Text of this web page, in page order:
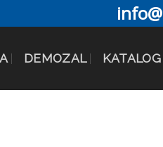
DEMOZAL KATALOG